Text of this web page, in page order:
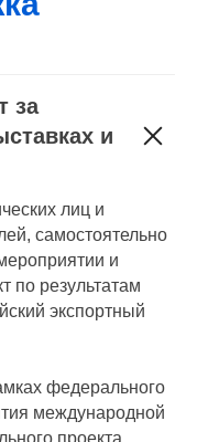
за
и
лиц и
самостоятельно
и
по результатам
экспортный
федерального
международной
проекта